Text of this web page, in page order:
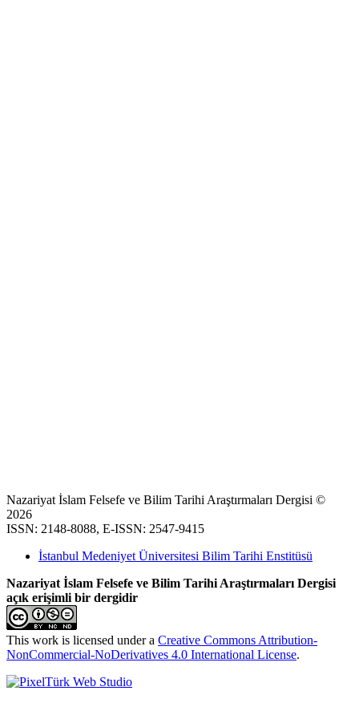
Nazariyat İslam Felsefe ve Bilim Tarihi Araştırmaları Dergisi ©
2026
ISSN: 2148-8088, E-ISSN: 2547-9415
İstanbul Medeniyet Üniversitesi Bilim Tarihi Enstitüsü
Nazariyat İslam Felsefe ve Bilim Tarihi Araştırmaları Dergisi
açık erişimli bir dergidir
This work is licensed under a Creative Commons Attribution-
NonCommercial-NoDerivatives 4.0 International License.